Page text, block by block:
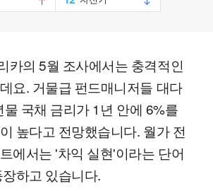
카의 5월 조사에서는 충격적인
요. 거물급 펀드매니저들 대다
국채 금리가 1년 안에 6%를
높다고 전망했습니다. 월가 전
에서는 '차익 실현'이라는 단어
하고 있습니다.